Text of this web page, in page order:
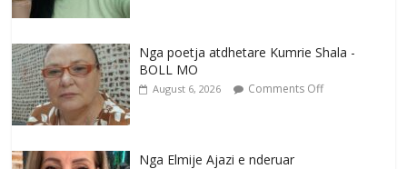
Nga poetja atdhetare Kumrie Shala -
BOLL MO
August 6, 2026 Comments Off
Nga Elmije Ajazi e nderuar